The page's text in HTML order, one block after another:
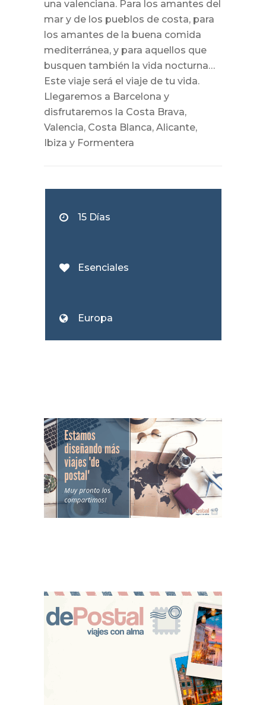
una valenciana. Para los amantes del
mar y de los pueblos de costa, para
los amantes de la buena comida
mediterránea, y para aquellos que
busquen también la vida nocturna…
Este viaje será el viaje de tu vida.
Llegaremos a Barcelona y
disfrutaremos la Costa Brava,
Valencia, Costa Blanca, Alicante,
Ibiza y Formentera
15 Días
Esenciales
Europa